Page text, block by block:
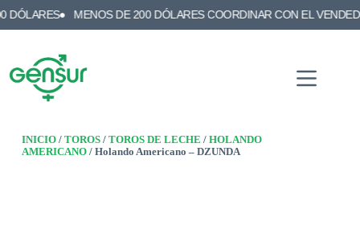
MENOS DE 200 DÓLARES COORDINAR CON EL VENDEDOR
INICIO/ TOROS/ TOROS DE LECHE / HOLANDO
AMERICANO/ Holando Americano – DZUNDA